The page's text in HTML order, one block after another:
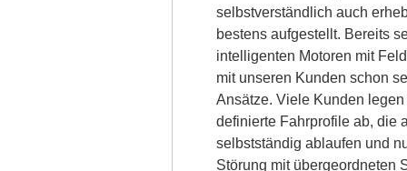
selbstverständlich auch
bestens aufgestellt. Bereits
intelligenten Motoren mit
mit unseren Kunden schon
Ansätze. Viele Kunden
definierte Fahrprofile ab, die
selbstständig ablaufen und
Störung mit übergeordneten